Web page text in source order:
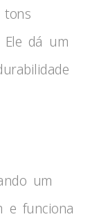
Ele dá um
um
e funciona